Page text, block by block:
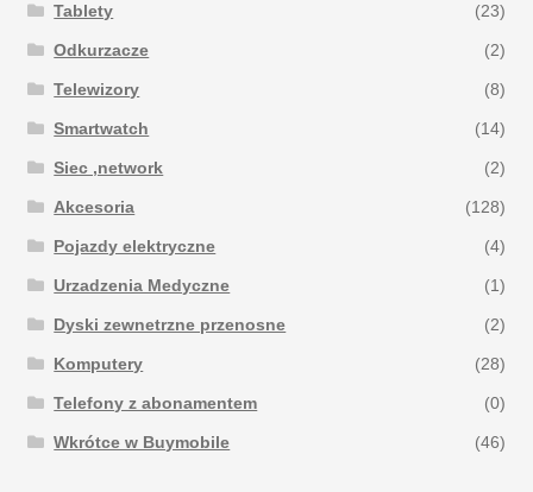
Tablety (23)
Odkurzacze (2)
Telewizory (8)
Smartwatch (14)
Siec ,network (2)
Akcesoria (128)
Pojazdy elektryczne (4)
Urzadzenia Medyczne (1)
Dyski zewnetrzne przenosne (2)
Komputery (28)
Telefony z abonamentem (0)
Wkrótce w Buymobile (46)